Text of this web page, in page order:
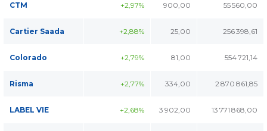
CTM +2,97% 900,00 55 560,00
Cartier Saada +2,88% 25,00 256 398,61
Colorado +2,79% 81,00 554 721,14
Risma +2,77% 334,00 2 870 861,85
LABEL VIE +2,68% 3 902,00 13 771 868,00